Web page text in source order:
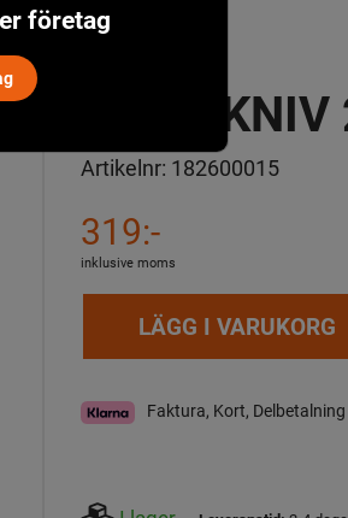
Artikelnr: 182600015
319:-
inklusive moms
LÄGG I VARUKORG
Faktura, Kort,
företag